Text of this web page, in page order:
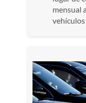
mensual
vehículos